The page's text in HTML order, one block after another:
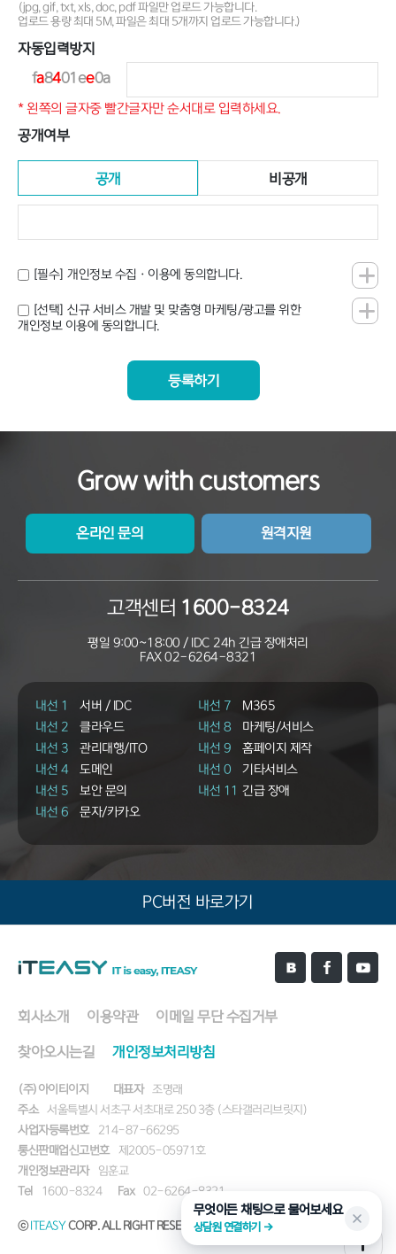
(jpg, gif, txt, xls, doc, pdf 파일만 업로드 가능합니다.
업로드 용량 최대 5M, 파일은 최대 5개까지 업로드 가능합니다.)
자동입력방지
fa8401ee0a
* 왼쪽의 글자중 빨간글자만 순서대로 입력하세요.
공개여부
공개 비공개
[필수] 개인정보 수집 · 이용에 동의합니다.
[선택] 신규 서비스 개발 및 맞춤형 마케팅/광고를 위한
개인정보 이용에 동의합니다.
등록하기
Grow with customers
온라인 문의 원격지원
고객센터 1600-8324
평일 9:00~18:00 / IDC 24h 긴급 장애처리
FAX02-6264-8321
내선 1 서버 / IDC 내선 7
M365
내선 2
클라우드 내선 8
마케팅/서비스
내선 3
관리대행/ITO 내선 9
홈페이지 제작
내선 4
도메인 내선 0
기타서비스
내선 5
보안 문의 내선 11 긴급 장애
내선 6
문자/카카오
PC버전 바로가기
회사소개 이용약관 이메일 무단 수집거부
찾아오시는길 개인정보처리방침
(주)아이티이지 대표자
조명래
주소
서울특별시 서초구 서초대로 250 3층 (스타갤러리브릿지)
사업자등록번호
214-87-66295
통신판매업신고번호
제2005-05971호
개인정보관리자
임훈교
Tel
1600-8324 Fax 02-6264-8321
ⓒ ITEASY CORP. ALL RIGHT RESERVED.
무엇이든 채팅으로 물어보세요
상담원 연결하기 →